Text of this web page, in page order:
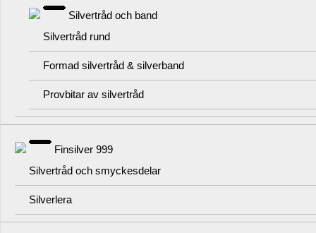
Silvertråd och band
Silvertråd rund
Formad silvertråd & silverband
Provbitar av silvertråd
Finsilver 999
Silvertråd och smyckesdelar
Silverlera